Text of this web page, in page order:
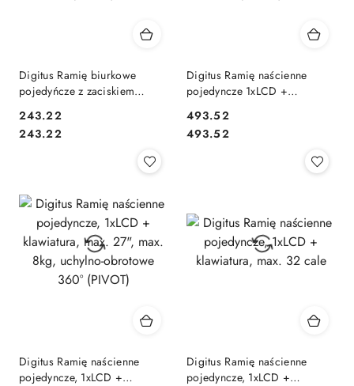
Digitus Ramię biurkowe
pojedyńcze z zaciskiem
uchylno-obrotowe 180
(PIVOT)
Cena:
243.22
Cena:
243.22
Digitus Ramię naścienne
pojedyncze 1xLCD +
uchylno-obrotowe 360°
(PIVOT)
Cena:
493.52
Cena:
493.52
Digitus Ramię naścienne
pojedyncze, 1xLCD +
Digitus Ramię naścienne
pojedyncze, 1xLCD +